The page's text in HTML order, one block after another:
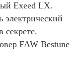
Exeed LX.
секрете.
FAW Bestune